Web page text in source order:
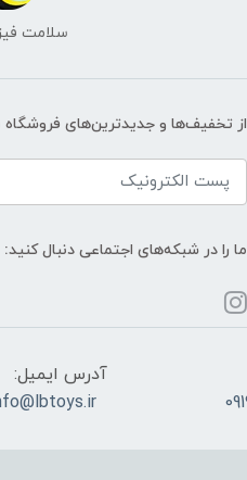
سلامت
از تخفیف‌ها و جدیدترین‌های فروشگاه
ما را در شبکه‌های اجتماعی دنبال کنید:
آدرس ایمیل: